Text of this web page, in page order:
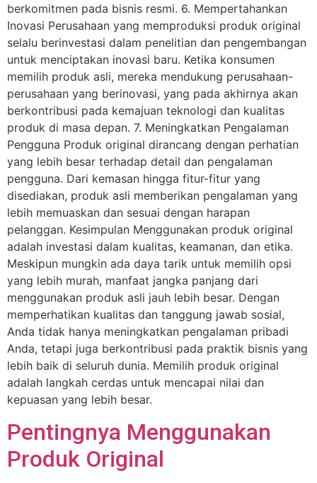
berkomitmen pada bisnis resmi. 6. Mempertahankan
Inovasi Perusahaan yang memproduksi produk original
selalu berinvestasi dalam penelitian dan pengembangan
untuk menciptakan inovasi baru. Ketika konsumen
memilih produk asli, mereka mendukung perusahaan-
perusahaan yang berinovasi, yang pada akhirnya akan
berkontribusi pada kemajuan teknologi dan kualitas
produk di masa depan. 7. Meningkatkan Pengalaman
Pengguna Produk original dirancang dengan perhatian
yang lebih besar terhadap detail dan pengalaman
pengguna. Dari kemasan hingga fitur-fitur yang
disediakan, produk asli memberikan pengalaman yang
lebih memuaskan dan sesuai dengan harapan
pelanggan. Kesimpulan Menggunakan produk original
adalah investasi dalam kualitas, keamanan, dan etika.
Meskipun mungkin ada daya tarik untuk memilih opsi
yang lebih murah, manfaat jangka panjang dari
menggunakan produk asli jauh lebih besar. Dengan
memperhatikan kualitas dan tanggung jawab sosial,
Anda tidak hanya meningkatkan pengalaman pribadi
Anda, tetapi juga berkontribusi pada praktik bisnis yang
lebih baik di seluruh dunia. Memilih produk original
adalah langkah cerdas untuk mencapai nilai dan
kepuasan yang lebih besar.
Pentingnya Menggunakan
Produk Original